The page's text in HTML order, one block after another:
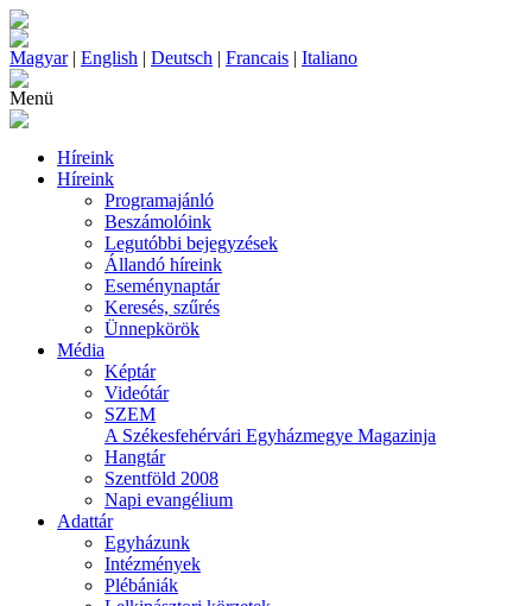
Magyar| English | Deutsch | Francais | Italiano
Menü
Híreink
Híreink
Programajánló
Beszámolóink
Legutóbbi bejegyzések
Állandó híreink
Eseménynaptár
Keresés, szűrés
Ünnepkörök
Média
Képtár
Videótár
SZEM
A Székesfehérvári Egyházmegye Magazinja
Hangtár
Szentföld 2008
Napi evangélium
Adattár
Egyházunk
Intézmények
Plébániák